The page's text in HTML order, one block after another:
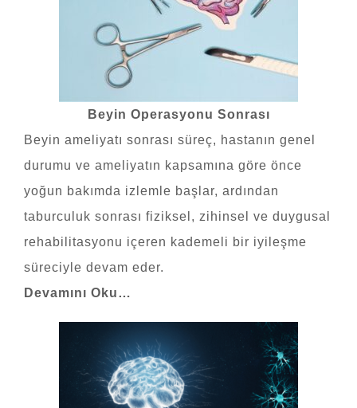
Beyin Operasyonu Sonrası
Beyin ameliyatı sonrası süreç, hastanın genel
durumu ve ameliyatın kapsamına göre önce
yoğun bakımda izlemle başlar, ardından
taburculuk sonrası fiziksel, zihinsel ve duygusal
rehabilitasyonu içeren kademeli bir iyileşme
süreciyle devam eder.
Devamını Oku…